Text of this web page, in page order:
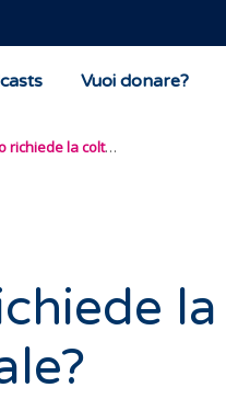
Vuoi donare?
Quanto tempo richiede la coltura embrionale?
la